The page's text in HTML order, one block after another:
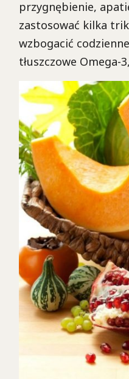
przygnębienie,
zastosować kilka
wzbogacić
tłuszczowe